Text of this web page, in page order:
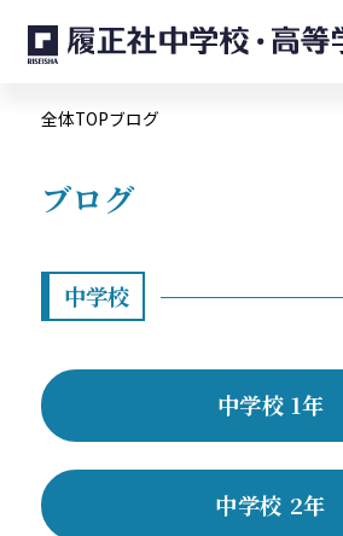
全体TOPブログ
ブログ
中学校
中学校 1年
中学校 2年